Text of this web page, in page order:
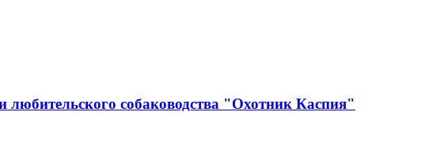
любительского собаководства "Охотник Каспия"